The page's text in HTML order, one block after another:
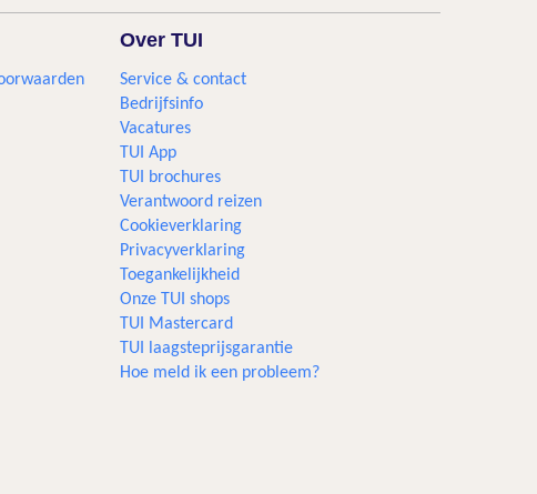
Over TUI
Service & contact
Bedrijfsinfo
Vacatures
TUI App
TUI brochures
Verantwoord reizen
Cookieverklaring
Privacyverklaring
Toegankelijkheid
Onze TUI shops
TUI Mastercard
TUI laagsteprijsgarantie
Hoe meld ik een probleem?